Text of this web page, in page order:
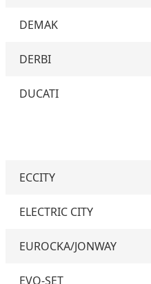
DEMAK
DERBI
DUCATI
ECCITY
ELECTRIC CITY
EUROCKA/JONWAY
EVO-SET